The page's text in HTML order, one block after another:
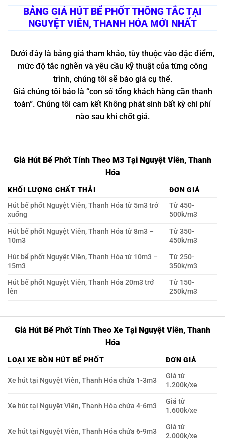
BẢNG GIÁ HÚT BỂ PHỐT THÔNG TẮC TẠI
NGUYỆT VIÊN, THANH HÓA MỚI NHẤT
Dưới đây là bảng giá tham khảo, tùy thuộc vào đặc điểm,
mức độ tắc nghẽn và yêu cầu kỹ thuật của từng công
trình, chúng tôi sẽ báo giá cụ thể.
Giá chúng tôi báo là “con số tổng khách hàng cần thanh
toán”. Chúng tôi cam kết Không phát sinh bất kỳ chi phí
nào sau khi chốt giá.
Giá Hút Bể Phốt Tính Theo M3 Tại Nguyệt Viên, Thanh
Hóa
KHỐI LƯỢNG CHẤT THẢI
ĐƠN GIÁ
Hút bể phốt Nguyệt Viên, Thanh Hóa từ 5m3 trở
xuống
Từ 450-
500k/m3
Hút bể phốt Nguyệt Viên, Thanh Hóa từ 8m3 –
10m3
Từ 350-
450k/m3
Hút bể phốt Nguyệt Viên, Thanh Hóa từ 10m3 –
15m3
Từ 250-
350k/m3
Hút bể phốt Nguyệt Viên, Thanh Hóa 20m3 trở
lên
Từ 150-
250k/m3
Giá Hút Bể Phốt Tính Theo Xe Tại Nguyệt Viên, Thanh
Hóa
LOẠI XE BỒN HÚT BỂ PHỐT ĐƠN GIÁ
Xe hút tại Nguyệt Viên, Thanh Hóa chứa 1-3m3
Giá từ
1.200k/xe
Xe hút tại Nguyệt Viên, Thanh Hóa chứa 4-6m3
Giá từ
1.600k/xe
Xe hút tại Nguyệt Viên, Thanh Hóa chứa 6-9m3
Giá từ
2.000k/xe